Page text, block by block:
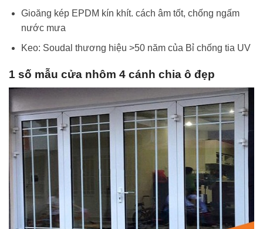
Gioăng kép EPDM kín khít. cách âm tốt, chống ngấm
nước mưa
Keo: Soudal thương hiệu >50 năm của Bỉ chống tia UV
1 số mẫu cửa nhôm 4 cánh chia ô đẹp